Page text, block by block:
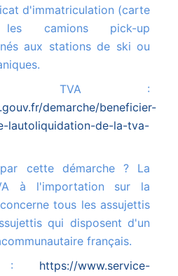
d'immatriculation (carte
camions pick-up
aux stations de ski ou
TVA :
demarche/beneficier-
lautoliquidation-de-la-tva-
à l'importation sur la
tous les assujettis
qui disposent d'un
français.
: https://www.service-